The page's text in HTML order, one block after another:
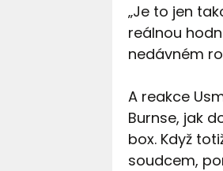
„Je to jen
reálnou
nedávném
A reakce
Burnse, jak
box. Když
soudcem,